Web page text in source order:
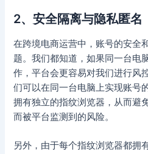
2、安全隔离与隐私匿名
在跨境电商运营中，账号的安全
题。我们都知道，如果同一台电
作，平台会更容易对我们进行风
们可以在同一台电脑上实现账号
拥有独立的指纹浏览器，从而避
而被平台监测到的风险。
另外，由于每个指纹浏览器都拥